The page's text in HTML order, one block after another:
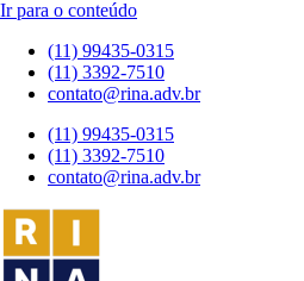
Ir para o conteúdo
(11) 99435-0315
(11) 3392-7510
contato@rina.adv.br
(11) 99435-0315
(11) 3392-7510
contato@rina.adv.br